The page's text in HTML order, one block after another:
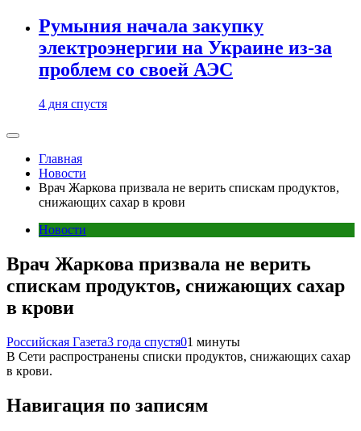
Румыния начала закупку
электроэнергии на Украине из-за
проблем со своей АЭС
4 дня спустя
Главная
Новости
Врач Жаркова призвала не верить спискам продуктов,
снижающих сахар в крови
Новости
Врач Жаркова призвала не верить
спискам продуктов, снижающих сахар
в крови
Российская Газета3 года спустя01 минуты
В Сети распространены списки продуктов, снижающих сахар
в крови.
Навигация по записям